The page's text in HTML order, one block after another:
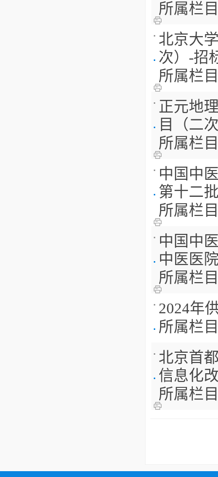
所属栏
北京大
次）-招
所属栏
正元地
目（二
所属栏
中国中
第十二
所属栏
中国中
中医医
所属栏
2024年
所属栏
北京首
信息化
所属栏